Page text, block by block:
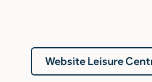
Website Leisure